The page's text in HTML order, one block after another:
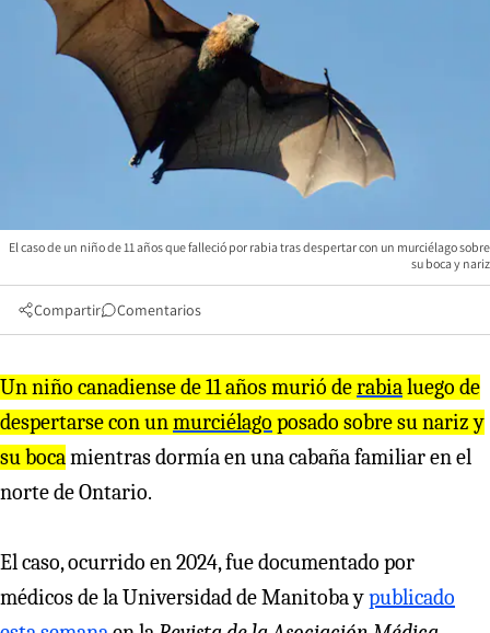
El caso de un niño de 11 años que falleció por rabia tras despertar con un murciélago sobre
su boca y nariz
Compartir Comentarios
Un niño canadiense de 11 años murió derabialuego de
despertarse con unmurciélago posado sobre su nariz y
su bocamientras dormía en una cabaña familiar en el
norte de Ontario.
El caso, ocurrido en 2024, fue documentado por
médicos de la Universidad de Manitoba ypublicado